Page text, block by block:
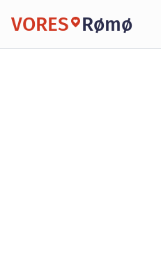
VORES Rømø